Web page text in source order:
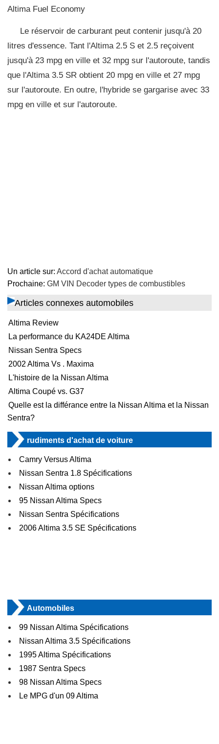
Altima Fuel Economy
Le réservoir de carburant peut contenir jusqu'à 20
litres d'essence. Tant l'Altima 2.5 S et 2.5 reçoivent
jusqu'à 23 mpg en ville et 32 ​​mpg sur l'autoroute, tandis
que l'Altima 3.5 SR obtient 20 mpg en ville et 27 mpg
sur l'autoroute. En outre, l'hybride se gargarise avec 33
mpg en ville et sur l'autoroute.
Un article sur: Accord d'achat automatique
Prochaine: GM VIN Decoder types de combustibles
Articles connexes automobiles
Altima Review
La performance du KA24DE Altima
Nissan Sentra Specs
2002 Altima Vs . Maxima
L'histoire de la Nissan Altima
Altima Coupé vs. G37
Quelle est la différance entre la Nissan Altima et la Nissan
Sentra?
rudiments d'achat de voiture
Camry Versus Altima
Nissan Sentra 1.8 Spécifications
Nissan Altima options
95 Nissan Altima Specs
Nissan Sentra Spécifications
2006 Altima 3.5 SE Spécifications
Automobiles
99 Nissan Altima Spécifications
Nissan Altima 3.5 Spécifications
1995 Altima Spécifications
1987 Sentra Specs
98 Nissan Altima Specs
Le MPG d'un 09 Altima